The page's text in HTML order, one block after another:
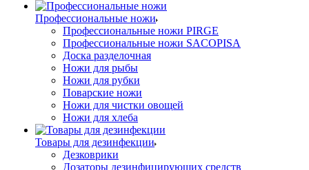
Профессиональные ножи
Профессиональные ножи PIRGE
Профессиональные ножи SACOPISA
Доска разделочная
Ножи для рыбы
Ножи для рубки
Поварские ножи
Ножи для чистки овощей
Ножи для хлеба
Товары для дезинфекции
Дезковрики
Дозаторы дезинфицирующих средств